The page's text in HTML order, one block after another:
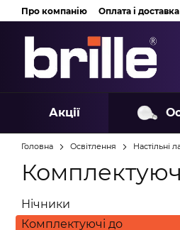
Перейти до основного контенту
Про компанію Оплата і доставка
Акції
Головна Освітлення Настільні
Нічники
Комплектуючі до